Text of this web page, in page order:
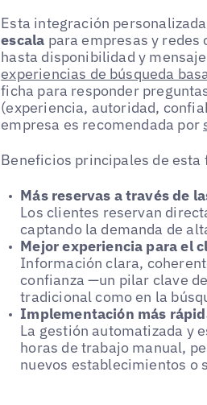
Esta integración
escala para empresas y
hasta disponibilidad y
experiencias de búsqueda
ficha para responder
(experiencia, autoridad,
empresa es recomendada por
Beneficios principales de
Más reservas a través de
Los clientes reservan
captando la demanda de
Mejor experiencia para el
Información clara,
confianza —un pilar clave
tradicional como en la
Implementación más
La gestión automatizada y
horas de trabajo manual,
nuevos establecimientos o